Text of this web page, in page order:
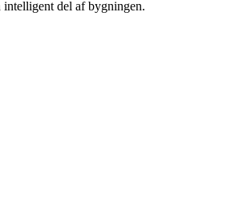
del af bygningen.